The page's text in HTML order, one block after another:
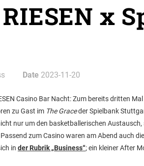
RIESEN x
Date 2023-11-20
Casino Bar Nacht: Zum bereits dritten
zu Gast im The Graceder Spielbank
nur um den basketballerischen
zum Casino waren am Abend auch
in der Rubrik „Business“; ein kleiner After